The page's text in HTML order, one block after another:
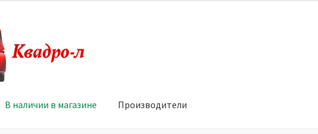
В наличии в магазине Производители